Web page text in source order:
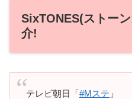
SixTONES(ストー
介!
テレビ朝日「#Mステ 」